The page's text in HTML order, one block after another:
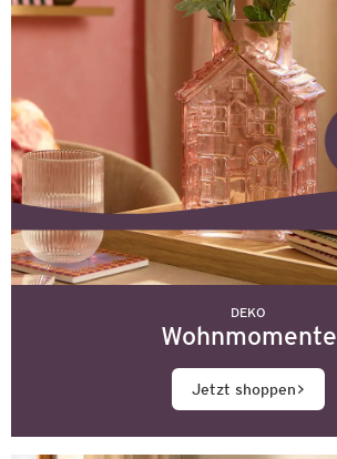
DEKO
Wohnmomente
Jetzt shoppen